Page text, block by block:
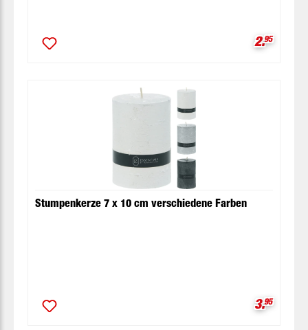
2.95
Stumpenkerze 7 x 10 cm verschiedene Farben
3.95